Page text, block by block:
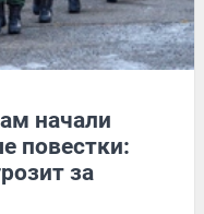
начали
повестки:
за